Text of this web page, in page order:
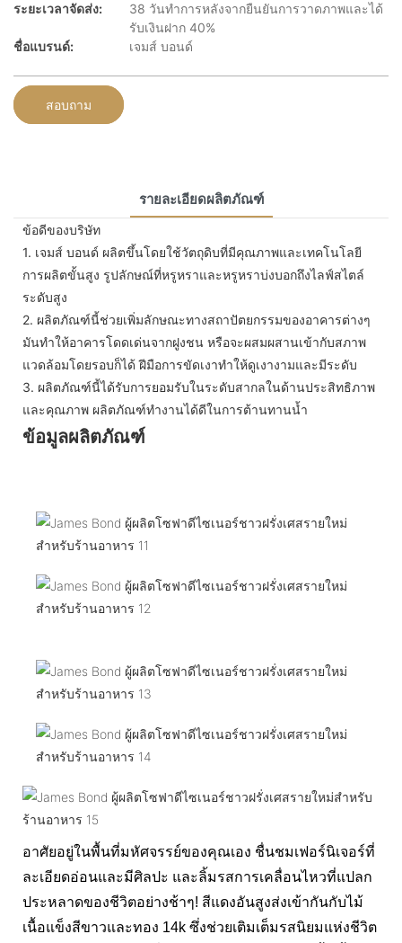
ระยะเวลาจัดส่ง:
38 วันทำการหลังจากยืนยันการวาดภาพและได้
รับเงินฝาก 40%
ชื่อแบรนด์:
เจมส์ บอนด์
สอบถาม
รายละเอียดผลิตภัณฑ์
ข้อดีของบริษัท
1. เจมส์ บอนด์ ผลิตขึ้นโดยใช้วัตถุดิบที่มีคุณภาพและเทคโนโลยี
การผลิตขั้นสูง รูปลักษณ์ที่หรูหราและหรูหราบ่งบอกถึงไลฟ์สไตล์
ระดับสูง
2. ผลิตภัณฑ์นี้ช่วยเพิ่มลักษณะทางสถาปัตยกรรมของอาคารต่างๆ
มันทำให้อาคารโดดเด่นจากฝูงชน หรือจะผสมผสานเข้ากับสภาพ
แวดล้อมโดยรอบก็ได้ ฝีมือการขัดเงาทำให้ดูเงางามและมีระดับ
3. ผลิตภัณฑ์นี้ได้รับการยอมรับในระดับสากลในด้านประสิทธิภาพ
และคุณภาพ ผลิตภัณฑ์ทำงานได้ดีในการต้านทานน้ำ
ข้อมูลผลิตภัณฑ์
อาศัยอยู่ในพื้นที่มหัศจรรย์ของคุณเอง ชื่นชมเฟอร์นิเจอร์ที่
ละเอียดอ่อนและมีศิลปะ และลิ้มรสการเคลื่อนไหวที่แปลก
ประหลาดของชีวิตอย่างช้าๆ! สีแดงอันสูงส่งเข้ากันกับไม้
เนื้อแข็งสีขาวและทอง 14k ซึ่งช่วยเติมเต็มรสนิยมแห่งชีวิต